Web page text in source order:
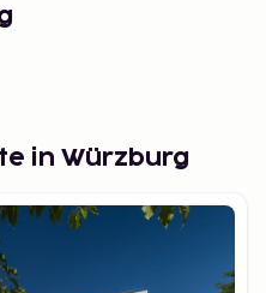
in Würzburg